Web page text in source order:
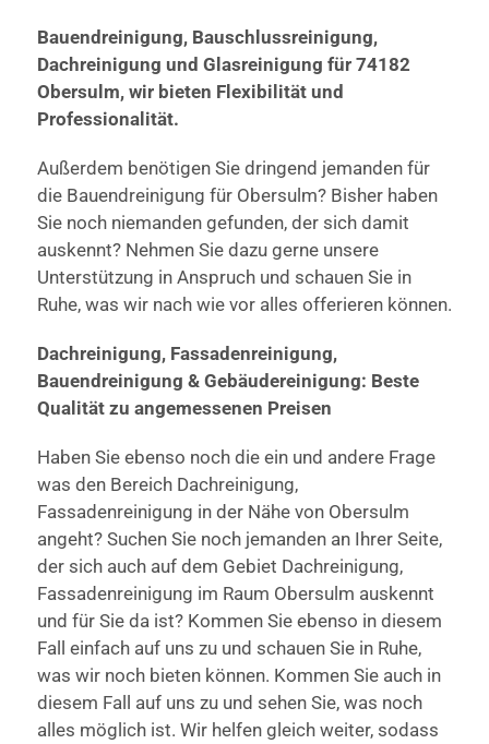
Bauendreinigung, Bauschlussreinigung,
Dachreinigung und Glasreinigung für 74182
Obersulm, wir bieten Flexibilität und
Professionalität.
Außerdem benötigen Sie dringend jemanden für
die Bauendreinigung für Obersulm? Bisher haben
Sie noch niemanden gefunden, der sich damit
auskennt? Nehmen Sie dazu gerne unsere
Unterstützung in Anspruch und schauen Sie in
Ruhe, was wir nach wie vor alles offerieren können.
Dachreinigung, Fassadenreinigung,
Bauendreinigung & Gebäudereinigung: Beste
Qualität zu angemessenen Preisen
Haben Sie ebenso noch die ein und andere Frage
was den Bereich Dachreinigung,
Fassadenreinigung in der Nähe von Obersulm
angeht? Suchen Sie noch jemanden an Ihrer Seite,
der sich auch auf dem Gebiet Dachreinigung,
Fassadenreinigung im Raum Obersulm auskennt
und für Sie da ist? Kommen Sie ebenso in diesem
Fall einfach auf uns zu und schauen Sie in Ruhe,
was wir noch bieten können. Kommen Sie auch in
diesem Fall auf uns zu und sehen Sie, was noch
alles möglich ist. Wir helfen gleich weiter, sodass